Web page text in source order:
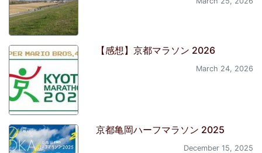
【感想】京都マラソン 2026
March 24, 2026
京都亀岡ハーフマラソン 2025
December 15, 2025